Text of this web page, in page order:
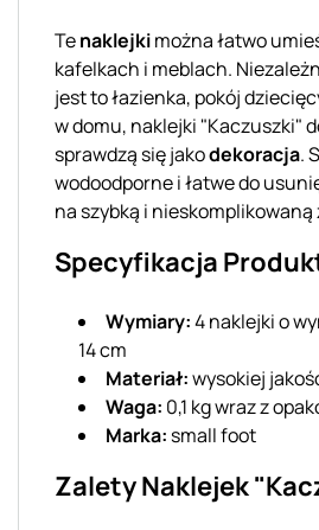
Tenaklejkimożna łatwo
kafelkach i meblach.
jest to łazienka, pokój
w domu, naklejki "Kaczuszki"
sprawdzą się jakodekoracja.
wodoodporne i łatwe do
na szybką i
Specyfikacja
Wymiary:4 naklejki o
14 cm
Materiał:wysokiej
Waga: 0,1 kg wraz z
Marka: small foot
Zalety Naklejek